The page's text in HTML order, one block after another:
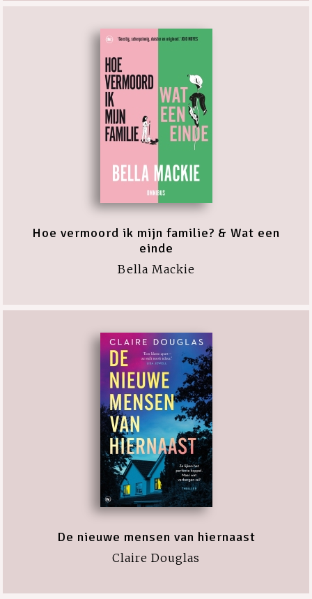
Hoe vermoord ik mijn familie? & Wat een
einde
Bella Mackie
De nieuwe mensen van hiernaast
Claire Douglas